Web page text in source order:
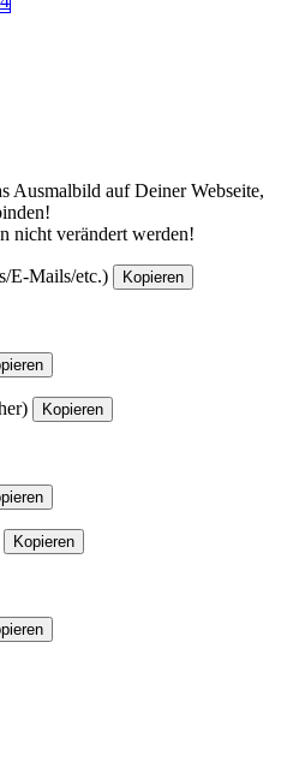
Ausmalbild auf Deiner Webseite,
nicht verändert werden!
E-Mails/etc.) Kopieren
Kopieren
Kopieren